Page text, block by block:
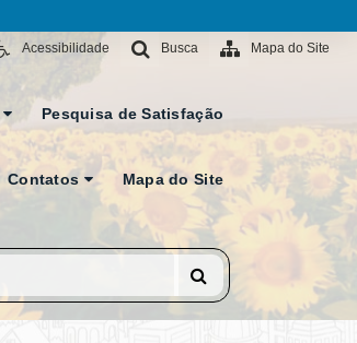
Mapa do Site
Busca
Acessibilidade
Pesquisa de Satisfação
Contatos Mapa do Site